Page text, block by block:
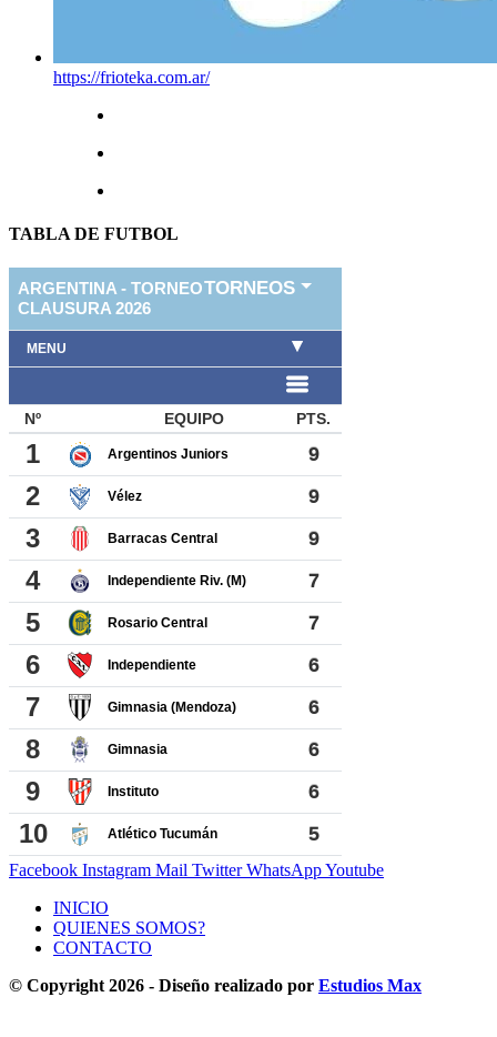
https://frioteka.com.ar/
TABLA DE FUTBOL
Facebook Instagram Mail Twitter WhatsAppYoutube
INICIO
QUIENES SOMOS?
CONTACTO
© Copyright 2026 - Diseño realizado por Estudios Max